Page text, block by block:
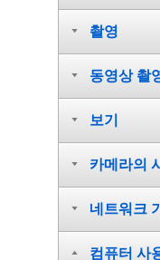
촬영
동영상 촬
보기
카메라의
네트워크
컴퓨터 사